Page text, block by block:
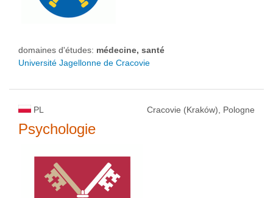
domaines d'études: médecine, santé
Université Jagellonne de Cracovie
PL Cracovie (Kraków), Pologne
Psychologie